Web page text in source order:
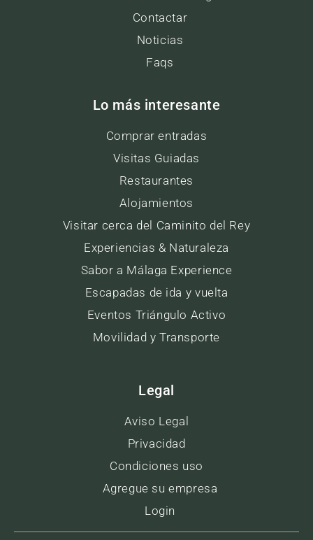
Contactar
Noticias
Faqs
Lo más interesante
Comprar entradas
Visitas Guiadas
Restaurantes
Alojamientos
Visitar cerca del Caminito del Rey
Experiencias & Naturaleza
Sabor a Málaga Experience
Escapadas de ida y vuelta
Eventos Triángulo Activo
Movilidad y Transporte
Legal
Aviso Legal
Privacidad
Condiciones uso
Agregue su empresa
Login